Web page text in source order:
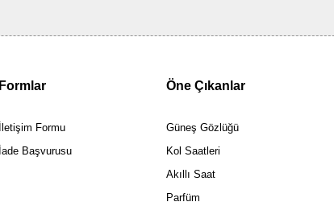
Formlar
İletişim Formu
İade Başvurusu
Öne Çıkanlar
Güneş Gözlüğü
Kol Saatleri
Akıllı Saat
Parfüm